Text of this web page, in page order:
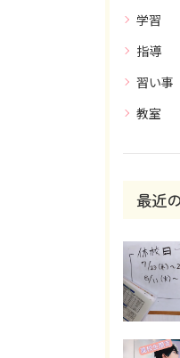
学習
指導
習い事
教室
最近